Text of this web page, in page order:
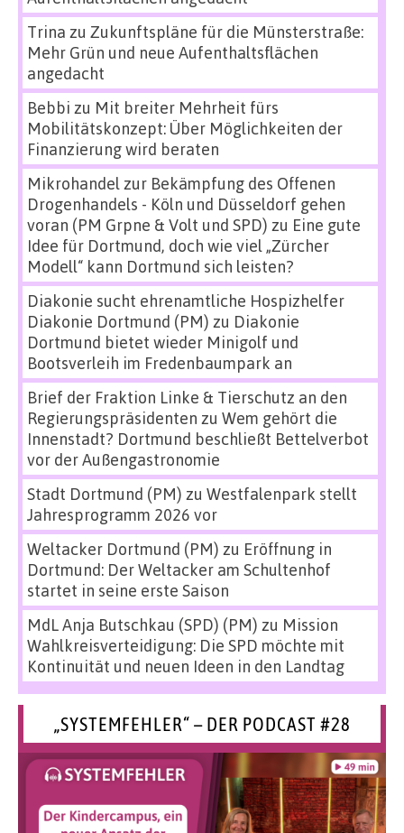
Trina zu Zukunftspläne für die Münsterstraße:
Mehr Grün und neue Aufenthaltsflächen
angedacht
Bebbi zu Mit breiter Mehrheit fürs
Mobilitätskonzept: Über Möglichkeiten der
Finanzierung wird beraten
Mikrohandel zur Bekämpfung des Offenen
Drogenhandels - Köln und Düsseldorf gehen
voran (PM Grpne & Volt und SPD) zu Eine gute
Idee für Dortmund, doch wie viel „Zürcher
Modell“ kann Dortmund sich leisten?
Diakonie sucht ehrenamtliche Hospizhelfer
Diakonie Dortmund (PM) zu Diakonie
Dortmund bietet wieder Minigolf und
Bootsverleih im Fredenbaumpark an
Brief der Fraktion Linke & Tierschutz an den
Regierungspräsidenten zu Wem gehört die
Innenstadt? Dortmund beschließt Bettelverbot
vor der Außengastronomie
Stadt Dortmund (PM) zu Westfalenpark stellt
Jahresprogramm 2026 vor
Weltacker Dortmund (PM) zu Eröffnung in
Dortmund: Der Weltacker am Schultenhof
startet in seine erste Saison
MdL Anja Butschkau (SPD) (PM) zu Mission
Wahlkreisverteidigung: Die SPD möchte mit
Kontinuität und neuen Ideen in den Landtag
„SYSTEMFEHLER“ – DER PODCAST #28